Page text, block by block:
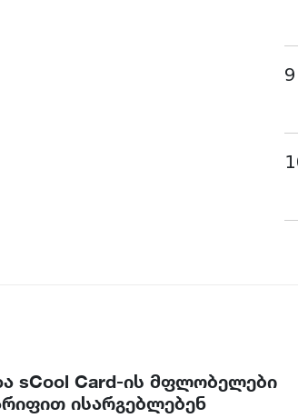
9
sCool Card-ის მფლობელები
ისარგებლებენ